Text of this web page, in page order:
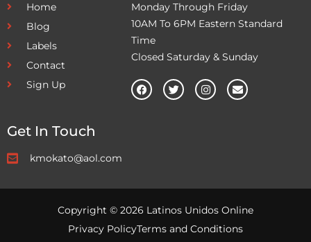
Home
Blog
Labels
Contact
Sign Up
Monday Through Friday
10AM To 6PM Eastern Standard
Time
Closed Saturday & Sunday
Get In Touch
kmokato@aol.com
Copyright © 2026 Latinos Unidos Online
Privacy PolicyTerms and Conditions